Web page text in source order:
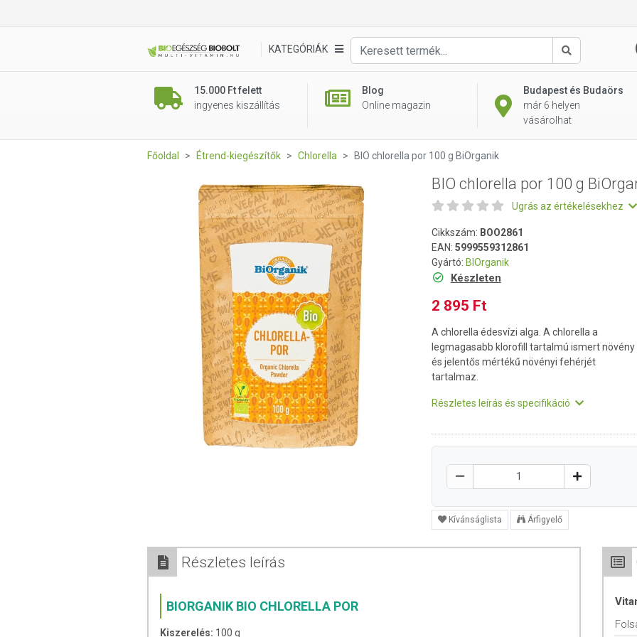
KATEGÓRIÁK
Keresés
15.000 Ft felett
ingyenes kiszállítás
Blog
Online magazin
Budapest és Budaörs
már 6 helyen
vásárolhat
Főoldal Étrend-kiegészítők Chlorella BIO chlorella por 100 g BiOrganik
BIO chlorella por 100 g
Ugrás az értékelésekhez
Cikkszám: BOO2861
EAN: 5999559312861
Gyártó: BIOrganik
Készleten
2 895 Ft
A chlorella édesvízi alga. A chlorella a
legmagasabb klorofill tartalmú ismert növény
és jelentős mértékű növényi fehérjét
tartalmaz.
Részletes leírás és specifikáció
Kívánságlista Árfigyelő
Részletes leírás
BIORGANIK BIO CHLORELLA POR
Kiszerelés: 100 g